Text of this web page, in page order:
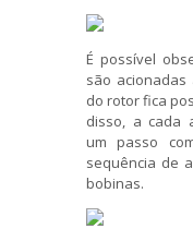
É possível
são
do rotor fica
disso, a cada
um passo
sequência de
bobinas.